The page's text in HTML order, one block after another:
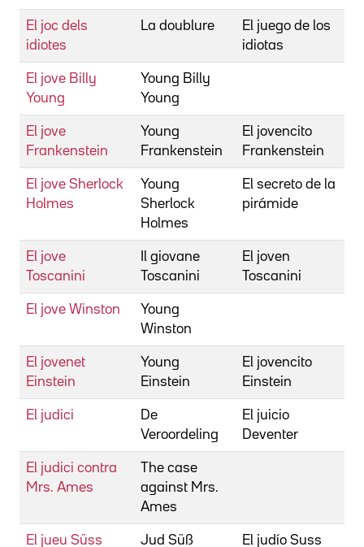
El joc dels
idiotes
La doublure
El juego de los
idiotas
El jove Billy
Young
Young Billy
Young
El jove
Frankenstein
Young
Frankenstein
El jovencito
Frankenstein
El jove Sherlock
Holmes
Young
Sherlock
Holmes
El secreto de la
pirámide
El jove
Toscanini
Il giovane
Toscanini
El joven
Toscanini
El jove Winston
Young
Winston
El jovenet
Einstein
Young
Einstein
El jovencito
Einstein
El judici
De
Veroordeling
El juicio
Deventer
El judici contra
Mrs. Ames
The case
against Mrs.
Ames
El jueu Süss Jud Süß El judío Suss